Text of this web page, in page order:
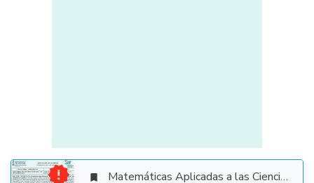
  Matemáticas Aplicadas a las Ciencias Sociales